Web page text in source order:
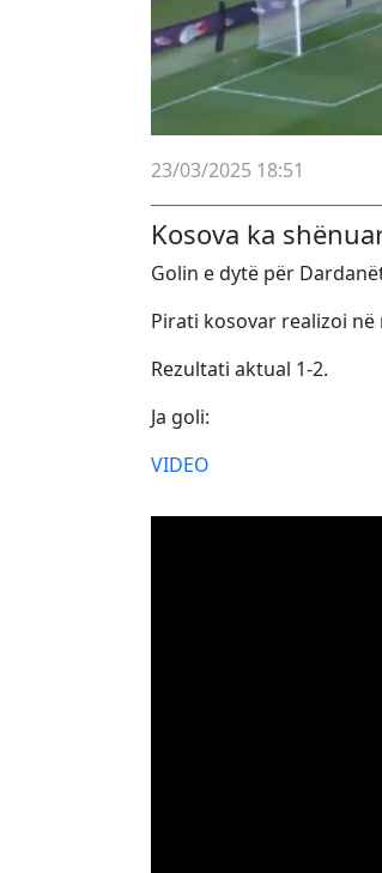
23/03/2025 18:51
Kosova ka
Golin e dytë për
Pirati kosovar realizoi në
Rezultati aktual 1-2.
Ja goli:
VIDEO